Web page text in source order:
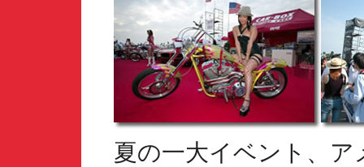
夏の一大イベント、ア